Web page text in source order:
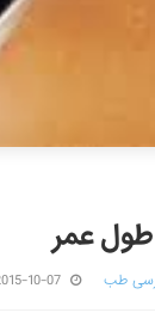
عمر
طب 10-07